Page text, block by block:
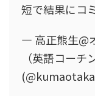
短で結果にコ
— 高正熊生@
（英語コーチ